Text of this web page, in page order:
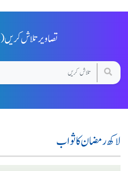
(2156) تصاویر تلاش کریں
لاکھ رمضان کا ثواب